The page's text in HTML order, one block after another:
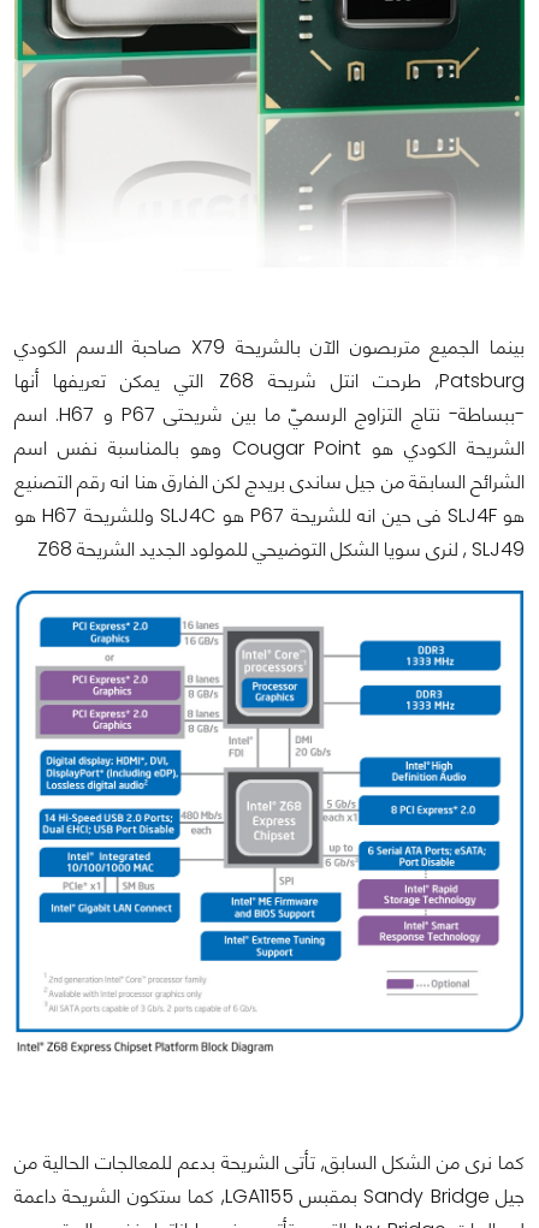
بينما الجميع متربصون الآن بالشريحة X79 صاحبة الاسم الكودي
Patsburg, طرحت انتل شريحة Z68 التي يمكن تعريفها أنها
-ببساطة- نتاج التزاوج الرسميّ ما بين شريحتى P67 و H67. اسم
الشريحة الكودي هو Cougar Point وهو بالمناسبة نفس اسم
الشرائح السابقة من جيل ساندى بريدج لكن الفارق هنا انه رقم التصنيع
هو SLJ4F فى حين انه للشريحة P67 هو SLJ4C وللشريحة H67 هو
SLJ49 , لنرى سويا الشكل التوضيحي للمولود الجديد الشريحة Z68
كما نرى من الشكل السابق, تأتى الشريحة بدعم للمعالجات الحالية من
جيل Sandy Bridge بمقبس LGA1155, كما ستكون الشريحة داعمة